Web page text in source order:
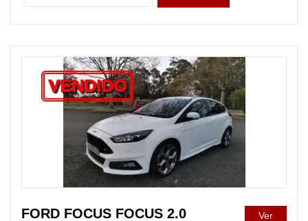
VENDIDO
FORD FOCUS FOCUS 2.0
Ver